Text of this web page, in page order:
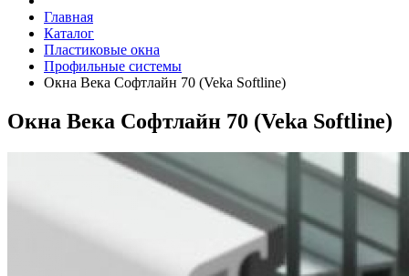
Главная
Каталог
Пластиковые окна
Профильные системы
Окна Века Софтлайн 70 (Veka Softline)
Окна Века Софтлайн 70 (Veka Softline)